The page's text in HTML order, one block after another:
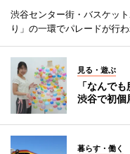
渋谷センター街・バスケッ
り」の一環でパレードが行わ
見る・遊ぶ
「なんで
渋谷で初個
暮らす・働く